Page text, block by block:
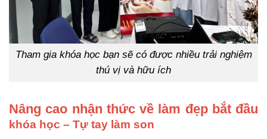
Tham gia khóa học bạn sẽ có được nhiều trải nghiệm
thú vị và hữu ích
Nâng cao nhận thức về làm đẹp bắt đầu
khóa học – Tự tay làm son